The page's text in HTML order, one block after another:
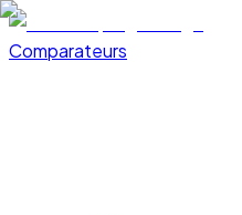
Comparateurs